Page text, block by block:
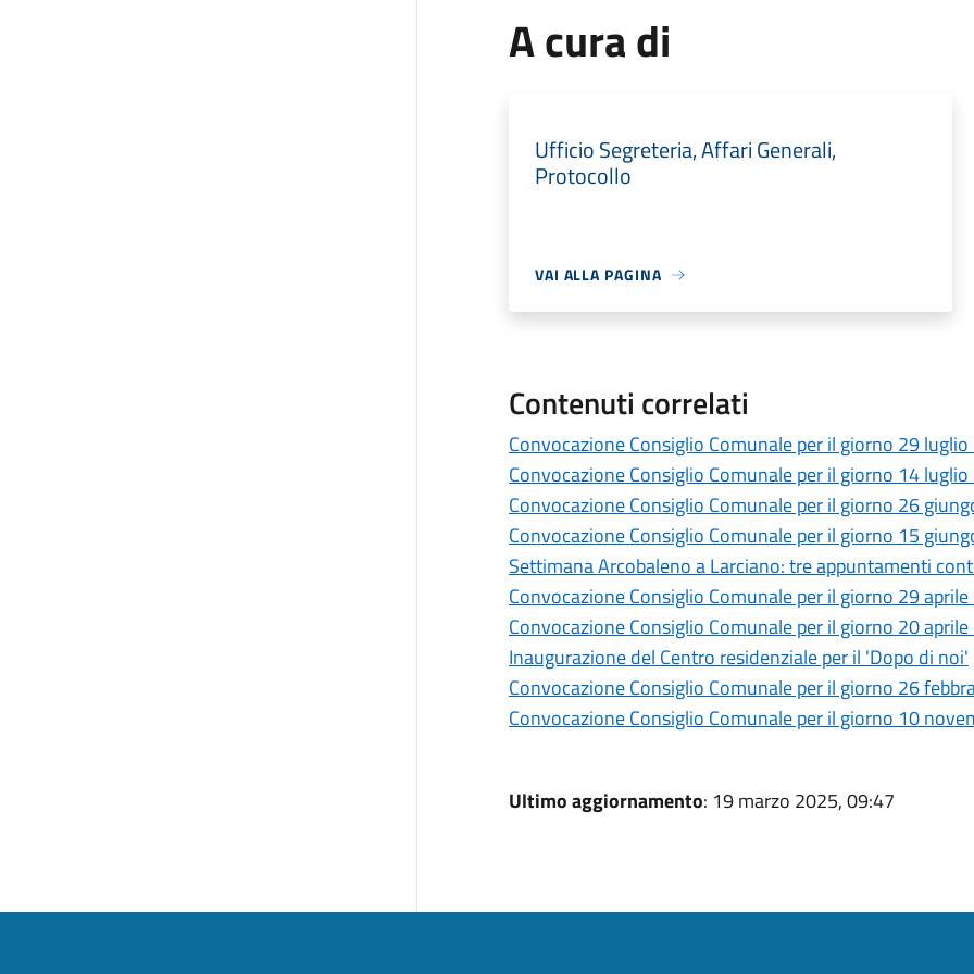
A cura di
Ufficio Segreteria, Affari Generali,
Protocollo
VAI ALLA PAGINA
Contenuti correlati
Convocazione Consiglio Comunale per il giorno 29
Convocazione Consiglio Comunale per il giorno 14
Convocazione Consiglio Comunale per il giorno 26
Convocazione Consiglio Comunale per il giorno 15
Settimana Arcobaleno a Larciano: tre appuntamenti
Convocazione Consiglio Comunale per il giorno 29
Convocazione Consiglio Comunale per il giorno 20
Inaugurazione del Centro residenziale per il 'Dopo di noi'
Convocazione Consiglio Comunale per il giorno 26
Convocazione Consiglio Comunale per il giorno 10
Ultimo aggiornamento: 19 marzo 2025, 09:47